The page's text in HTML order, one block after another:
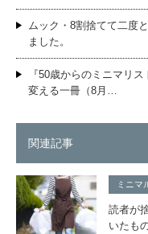
ムック・8割捨てて二度
ました。
『50歳からのミニマリ
変える一冊（8月…
関連記事
ミニマ
読者が
いたも